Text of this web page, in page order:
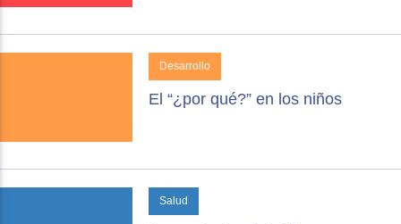
Desarrollo
El “¿por qué?” en los niños
Salud